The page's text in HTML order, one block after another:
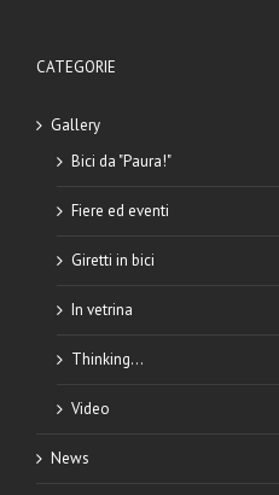
CATEGORIE
Gallery
Bici da "Paura!"
Fiere ed eventi
Giretti in bici
In vetrina
Thinking…
Video
News